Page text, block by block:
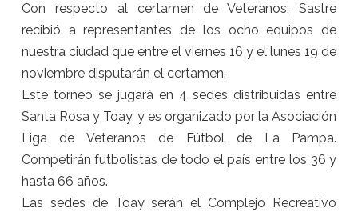
Con respecto al certamen de Veteranos, Sastre
recibió a representantes de los ocho equipos de
nuestra ciudad que entre el viernes 16 y ellunes 19 de
noviembredisputarán el certamen.
Este torneo se jugará en 4 sedes distribuidas entre
Santa Rosa y Toay, y es organizado por la Asociación
Liga de Veteranos de Fútbol de La Pampa.
Competirán futbolistas de todo el país entre los 36 y
hasta 66 años.
Las sedes de Toay serán el Complejo Recreativo